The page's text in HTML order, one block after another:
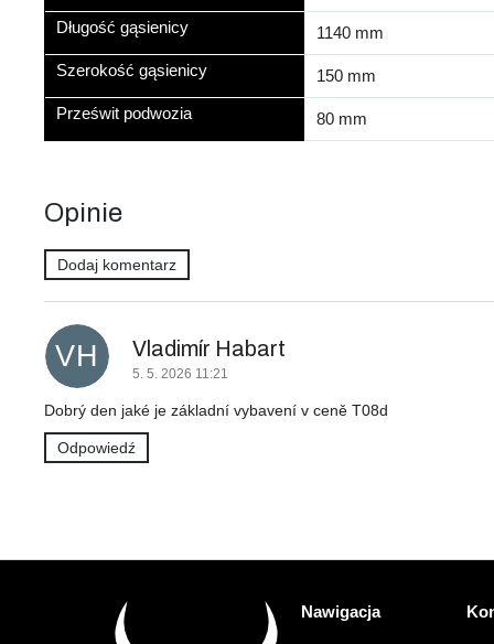
Długość gąsienicy
1140 mm
Szerokość gąsienicy
150 mm
Prześwit podwozia
80 mm
Opinie
Dodaj komentarz
s
t
a
d
y
s
j
VH Vladimír Habart
5. 5. 2026 11:21
Dobrý den jaké je základní vybavení v ceně T08d
Odpowiedź
Nawigacja